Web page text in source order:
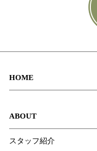
HOME
ABOUT
スタッフ紹介